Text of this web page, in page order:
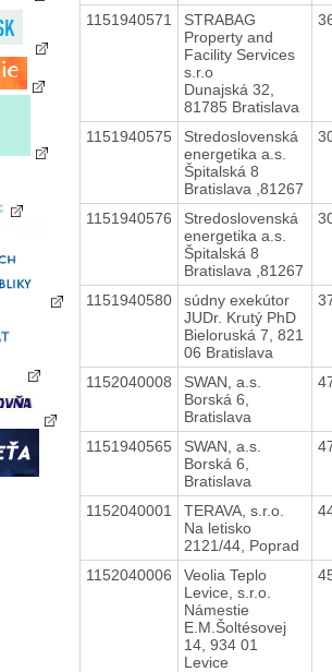
1151940571
STRABAG
Property and
Facility Services
s.r.o
Dunajská 32,
81785 Bratislava
1151940575
Stredoslovenská
energetika a.s.
Špitalská 8
Bratislava ,81267
1151940576
Stredoslovenská
energetika a.s.
Špitalská 8
Bratislava ,81267
1151940580
súdny exekútor
JUDr. Krutý PhD
Bieloruská 7, 821
06 Bratislava
1152040008
SWAN, a.s.
Borská 6,
Bratislava
1151940565
SWAN, a.s.
Borská 6,
Bratislava
1152040001
TERAVA, s.r.o.
Na letisko
2121/44, Poprad
1152040006
Veolia Teplo
Levice, s.r.o.
Námestie
E.M.Šoltésovej
14, 934 01
Levice